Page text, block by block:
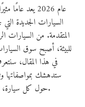
عام 2026 يعد
السيارات الجديدة التي
المتقدمة. من السيارات
للبيئة، أصبح سوق
ستدهشك بمواصفاتها
حول كل سيارة، بما في ذلك الأداء، الراحة، والأسعار التقريبية.